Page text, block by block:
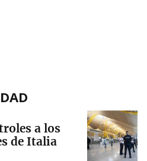
a los
de Italia